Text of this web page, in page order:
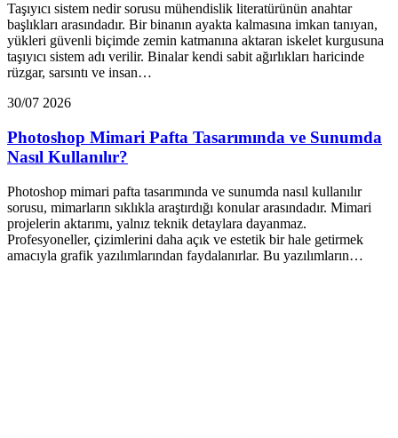
Taşıyıcı sistem nedir sorusu mühendislik literatürünün anahtar
başlıkları arasındadır. Bir binanın ayakta kalmasına imkan tanıyan,
yükleri güvenli biçimde zemin katmanına aktaran iskelet kurgusuna
taşıyıcı sistem adı verilir. Binalar kendi sabit ağırlıkları haricinde
rüzgar, sarsıntı ve insan…
30/07 2026
Photoshop Mimari Pafta Tasarımında ve Sunumda
Nasıl Kullanılır?
Photoshop mimari pafta tasarımında ve sunumda nasıl kullanılır
sorusu, mimarların sıklıkla araştırdığı konular arasındadır. Mimari
projelerin aktarımı, yalnız teknik detaylara dayanmaz.
Profesyoneller, çizimlerini daha açık ve estetik bir hale getirmek
amacıyla grafik yazılımlarından faydalanırlar. Bu yazılımların…